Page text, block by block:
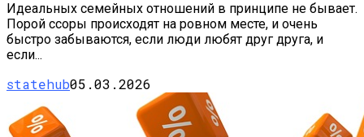
Идеальных семейных отношений в принципе не бывает.
Порой ссоры происходят на ровном месте, и очень
быстро забываются, если люди любят друг друга, и
если...
statehub05.03.2026